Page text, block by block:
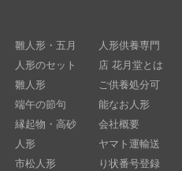
雛人形・五月
人形のセット
雛人形
端午の節句
縁起物・高砂
人形
市松人形
人形供養専門
店 花月堂とは
ご供養処分可
能なお人形
会社概要
ヤマト運輸送
り状番号登録